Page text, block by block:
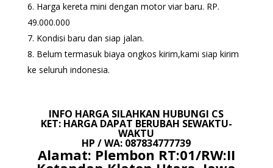
Harga kereta mini dengan motor viar baru. RP.
49.000.000
Kondisi baru dan siap jalan.
Belum termasuk biaya ongkos kirim,kami siap kirim
ke seluruh indonesia.
INFO HARGA SILAHKAN HUBUNGI CS
KET: HARGA DAPAT BERUBAH SEWAKTU-
WAKTU
HP / WA: 087834777739
Alamat: Plembon RT:01/RW:II